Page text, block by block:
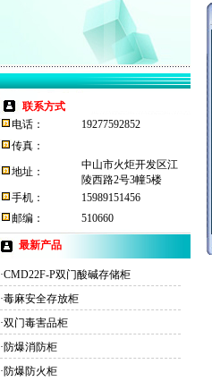
联系方式
电话：
19277592852
传真：
地址：
中山市火炬开发区江
陵西路2号3幢5楼
手机：
15989151456
邮编：
510660
最新产品
·CMD22F-P双门酸碱存储柜
·毒麻安全存放柜
·双门毒害品柜
·防爆消防柜
·防爆防火柜